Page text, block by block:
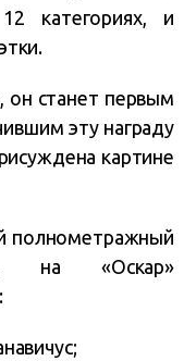
категориях, и
он станет первым
эту награду
картине
полнометражный
на «Оскар»